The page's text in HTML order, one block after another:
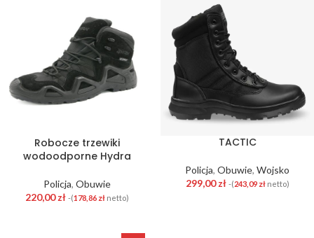
Robocze trzewiki
wodoodporne Hydra
Policja, Obuwie
220,00zł -(178,86 złnetto)
TACTIC
Policja, Obuwie, Wojsko
299,00zł -(243,09 złnetto)